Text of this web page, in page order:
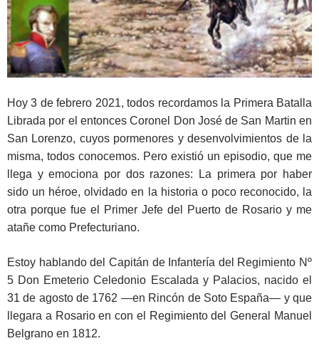
Hoy 3 de febrero 2021, todos recordamos la Primera Batalla
Librada por el entonces Coronel Don José de San Martin en
San Lorenzo, cuyos pormenores y desenvolvimientos de la
misma, todos conocemos. Pero existió un episodio, que me
llega y emociona por dos razones: La primera por haber
sido un héroe, olvidado en la historia o poco reconocido, la
otra porque fue el Primer Jefe del Puerto de Rosario y me
atañe como Prefecturiano.
Estoy hablando del Capitán de Infantería del Regimiento Nº
5 Don Emeterio Celedonio Escalada y Palacios, nacido el
31 de agosto de 1762 —en Rincón de Soto España— y que
llegara a Rosario en con el Regimiento del General Manuel
Belgrano en 1812.